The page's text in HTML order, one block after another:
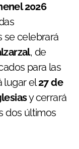
2026
se celebrará
, de
para las
lugar el27 de
y cerrará
dos últimos